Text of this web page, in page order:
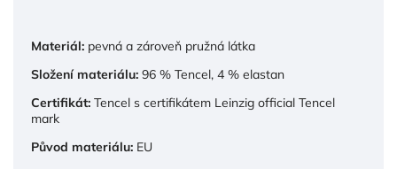
Materiál: pevná a zároveň pružná látka
Složení materiálu: 96 % Tencel, 4 % elastan
Certifikát: Tencel s certifikátem Leinzig official Tencel
mark
Původ materiálu: EU